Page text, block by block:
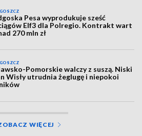
Pesa wyprodukuje sześć
Elf3 dla Polregio. Kontrakt wart
270 mln zł
Pomorskie walczy z suszą. Niski
Wisły utrudnia żeglugę i niepokoi
WIĘCEJ